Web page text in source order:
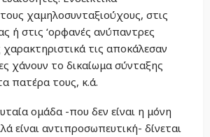
χαμηλοσυνταξιούχους, στις
ή στις ‘ορφανές ανύπαντρες
χαρακτηριστικά τις αποκάλεσαν
χάνουν το δικαίωμα σύνταξης
πατέρα τους, κ.ά.
ομάδα -που δεν είναι η μόνη
είναι αντιπροσωπευτική- δίνεται